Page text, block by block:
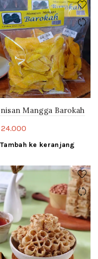
Mangga Barokah
24.000
Tambah ke keranjang